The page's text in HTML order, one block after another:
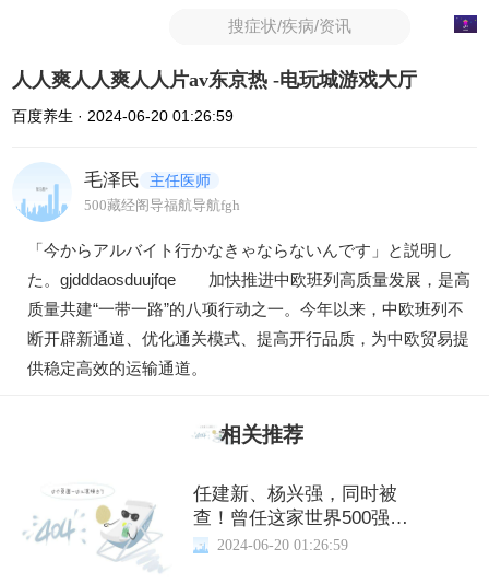
搜症状/疾病/资讯
人人爽人人爽人人片av东京热 -电玩城游戏大厅
百度养生 · 2024-06-20 01:26:59
毛泽民 主任医师
500藏经阁导福航导航fgh
「今からアルバイト行かなきゃならないんです」と説明し
た。gjdddaosduujfqe 加快推进中欧班列高质量发展，是高
质量共建“一带一路”的八项行动之一。今年以来，中欧班列不
断开辟新通道、优化通关模式、提高开行品质，为中欧贸易提
供稳定高效的运输通道。
相关推荐
任建新、杨兴强，同时被
查！曾任这家世界500强国
企董事长、总经理
2024-06-20 01:26:59